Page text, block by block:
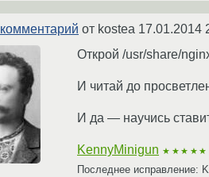
комментарий от kostea 17.01.2014
Открой /usr/share/
И читай до
И да — научись
KennyMinigun ★★★★★
Последнее исправление: